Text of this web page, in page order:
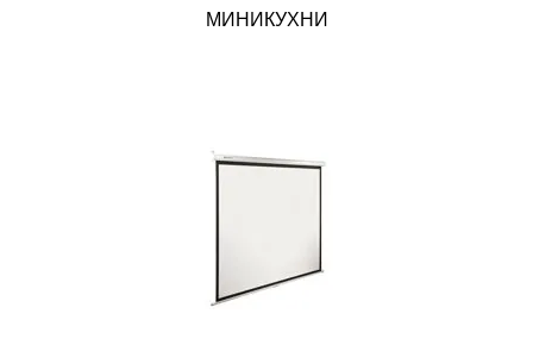
МИНИКУХНИ